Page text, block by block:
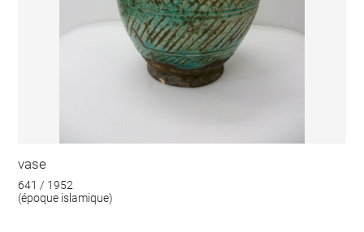
vase
641 / 1952
(époque islamique)